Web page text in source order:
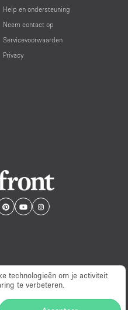
technologieën om je activiteit
te verbeteren.
Help en ondersteuning
Neem contact op
Servicevoorwaarden
Privacy